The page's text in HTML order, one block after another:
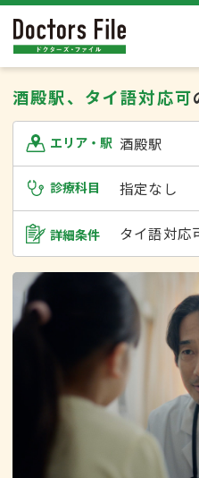
酒殿駅、タイ語対応可
エリア・駅 酒殿駅
診療科目 指定なし
詳細条件 タイ語対応